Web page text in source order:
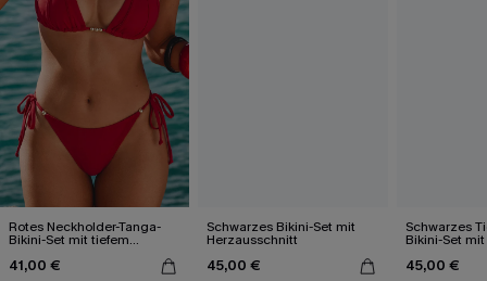
Rotes Neckholder-Tanga-
Bikini-Set mit tiefem
41,00 €
Schwarzes Bikini-Set mit
Herzausschnitt
45,00 €
Schwarzes
Bikini-Set
45,00 €